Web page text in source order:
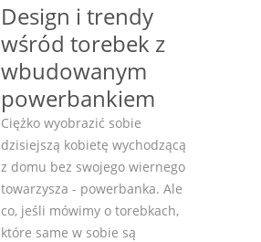
Design i trendy
wśród torebek z
wbudowanym
powerbankiem
Ciężko wyobrazić sobie
dzisiejszą kobietę wychodzącą
z domu bez swojego wiernego
towarzysza - powerbanka. Ale
co, jeśli mówimy o torebkach,
które same w sobie są